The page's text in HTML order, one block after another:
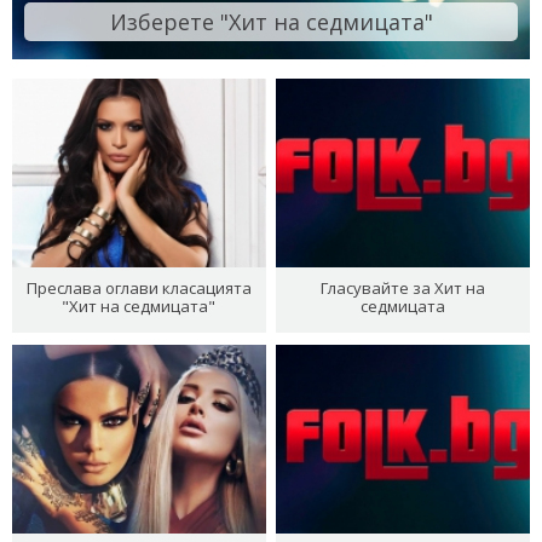
Изберете "Хит на седмицата"
Преслава оглави класацията
"Хит на седмицата"
Гласувайте за Хит на
седмицата